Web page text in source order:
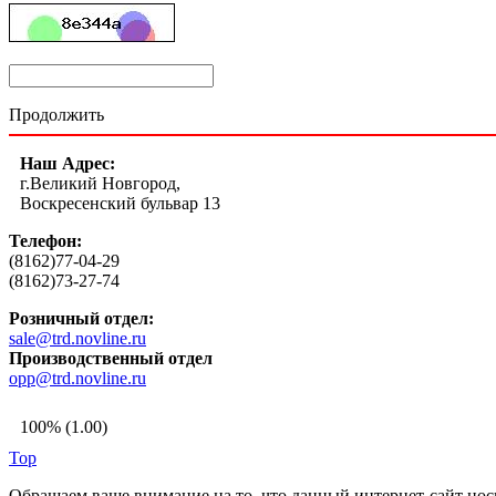
Продолжить
Наш Адрес:
г.Великий Новгород,
Воскресенский бульвар 13
Телефон:
(8162)77-04-29
(8162)73-27-74
Розничный отдел:
sale@trd.novline.ru
Производственный отдел
opp@trd.novline.ru
100% (1.00)
Top